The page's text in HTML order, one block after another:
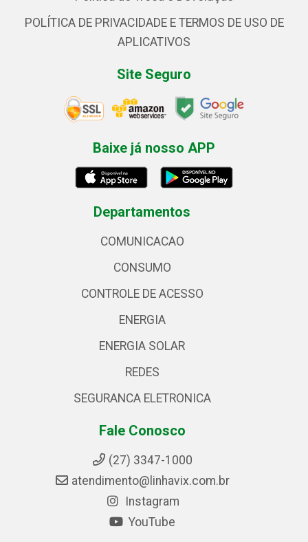
POLÍTICA DE PRIVACIDADE E TERMOS DE USO DE
APLICATIVOS
Site Seguro
Baixe já nosso APP
Departamentos
COMUNICACAO
CONSUMO
CONTROLE DE ACESSO
ENERGIA
ENERGIA SOLAR
REDES
SEGURANCA ELETRONICA
Fale Conosco
(27) 3347-1000
atendimento@linhavix.com.br
Instagram
YouTube